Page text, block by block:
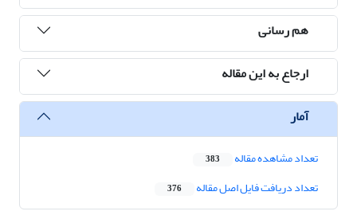
هم رسانی
ارجاع به این مقاله
آمار
تعداد مشاهده مقاله 383
تعداد دریافت فایل اصل مقاله 376